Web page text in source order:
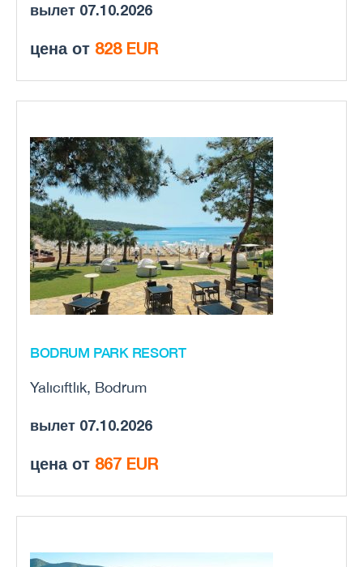
вылет 07.10.2026
цена от 828 EUR
BODRUM PARK RESORT
Yalıcıftlık, Bodrum
вылет 07.10.2026
цена от 867 EUR